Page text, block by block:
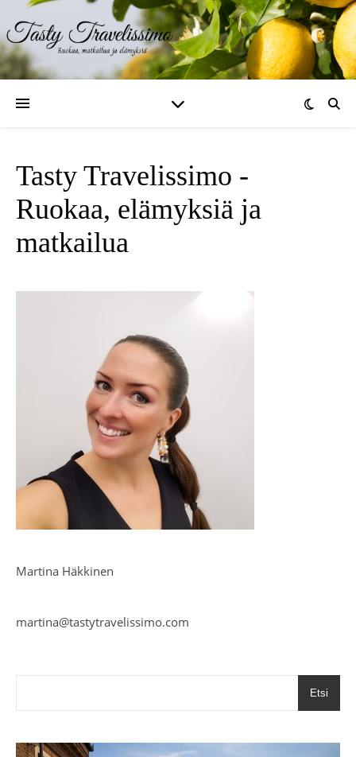
Tasty Travelissimo -
Ruokaa, elämyksiä ja
matkailua
Martina Häkkinen
martina@tastytravelissimo.com
Etsi